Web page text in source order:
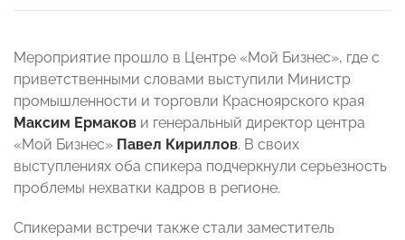
Мероприятие прошло в Центре «Мой Бизнес», где с
приветственными словами выступили Министр
промышленности и торговли Красноярского края
Максим Ермаков и генеральный директор центра
«Мой Бизнес» Павел Кириллов. В своих
выступлениях оба спикера подчеркнули серьезность
проблемы нехватки кадров в регионе.
Спикерами встречи также стали заместитель